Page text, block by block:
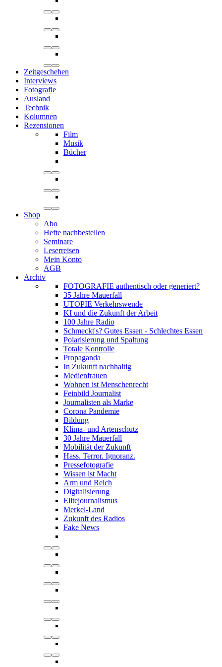
Zeitgeschehen
Interviews
Fotografie
Ausland
Technik
Kolumnen
Rezensionen
Film
Musik
Bücher
Shop
Abo
Hefte nachbestellen
Seminare
Leserreisen
Mein Konto
AGB
Archiv
FOTOGRAFIE authentisch oder generiert?
35 Jahre Mauerfall
UTOPIE Verkehrswende
KI und die Zukunft der Arbeit
100 Jahre Radio
Schmeckt's? Gutes Essen - Schlechtes Essen
Polarisierung und Spaltung
Totale Kontrolle
Propaganda
In Zukunft nachhaltig
Medienfrauen
Wohnen ist Menschenrecht
Feinbild Journalist
Journalisten als Marke
Corona Pandemie
Bildung
Klima- und Artenschutz
30 Jahre Mauerfall
Mobilität der Zukunft
Hass. Terror. Ignoranz.
Pressefotografie
Wissen ist Macht
Arm und Reich
Digitalisierung
Elitejournalismus
Merkel-Land
Zukunft des Radios
Fake News